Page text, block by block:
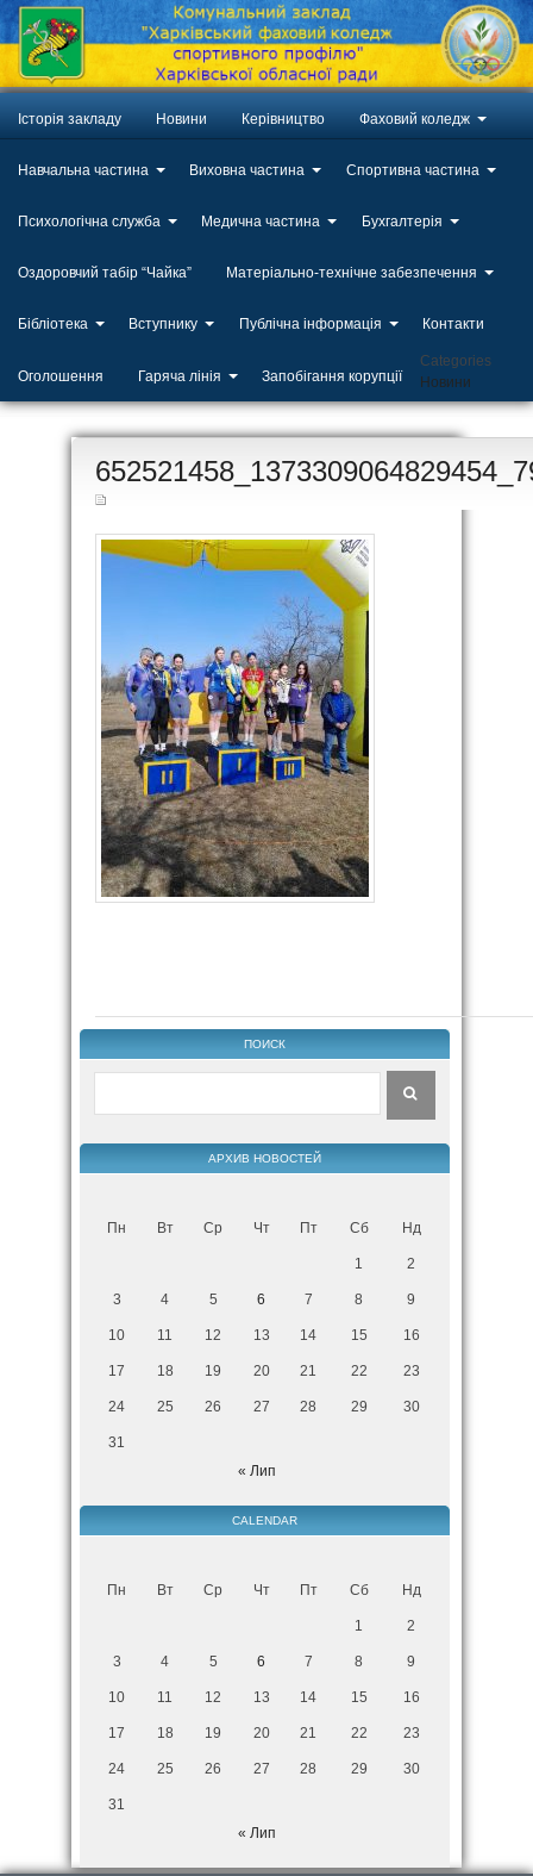
Історія закладу Новини Керівництво Фаховий коледж
Навчальна частина Виховна частина Спортивна частина
Психологічна служба Медична частина Бухгалтерія
Оздоровчий табір “Чайка” Матеріально-технічне забезпечення
Бібліотека Вступнику Публічна інформація Контакти
Оголошення Гаряча лінія Запобігання корупції
Categories
Новини
20
ПОИСК
АРХИВ НОВОСТЕЙ
Пн Вт Ср Чт Пт Сб Нд
1 2
3 4 5 6 7 8 9
10 11 12 13 14 15 16
17 18 19 20 21 22 23
24 25 26 27 28 29 30
31
« Лип
CALENDAR
Пн Вт Ср Чт Пт Сб Нд
1 2
3 4 5 6 7 8 9
10 11 12 13 14 15 16
17 18 19 20 21 22 23
24 25 26 27 28 29 30
31
« Лип